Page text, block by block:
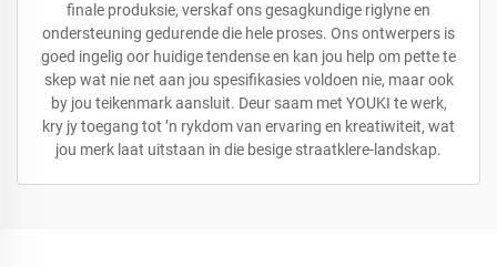
finale produksie, verskaf ons gesagkundige riglyne en
ondersteuning gedurende die hele proses. Ons ontwerpers is
goed ingelig oor huidige tendense en kan jou help om pette te
skep wat nie net aan jou spesifikasies voldoen nie, maar ook
by jou teikenmark aansluit. Deur saam met YOUKI te werk,
kry jy toegang tot ’n rykdom van ervaring en kreatiwiteit, wat
jou merk laat uitstaan in die besige straatklere-landskap.